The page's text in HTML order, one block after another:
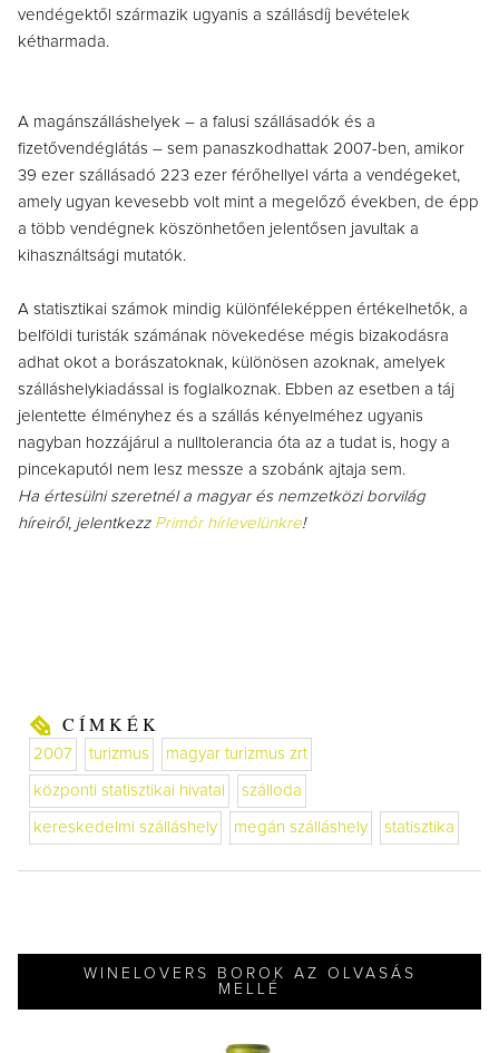
vendégektől származik ugyanis a szállásdíj bevételek
kétharmada.
A magánszálláshelyek – a falusi szállásadók és a
fizetővendéglátás – sem panaszkodhattak 2007-ben, amikor
39 ezer szállásadó 223 ezer férőhellyel várta a vendégeket,
amely ugyan kevesebb volt mint a megelőző években, de épp
a több vendégnek köszönhetően jelentősen javultak a
kihasználtsági mutatók.
A statisztikai számok mindig különféleképpen értékelhetők, a
belföldi turisták számának növekedése mégis bizakodásra
adhat okot a borászatoknak, különösen azoknak, amelyek
szálláshelykiadással is foglalkoznak. Ebben az esetben a táj
jelentette élményhez és a szállás kényelméhez ugyanis
nagyban hozzájárul a nulltolerancia óta az a tudat is, hogy a
pincekaputól nem lesz messze a szobánk ajtaja sem.
Ha értesülni szeretnél a magyar és nemzetközi borvilág
híreiről, jelentkezz Primőr hírlevelünkre!
CÍMKÉK
2007 turizmus magyar turizmus zrt
központi statisztikai hivatal szálloda
kereskedelmi szálláshely megán szálláshely statisztika
WINELOVERS BOROK AZ OLVASÁS
MELLÉ